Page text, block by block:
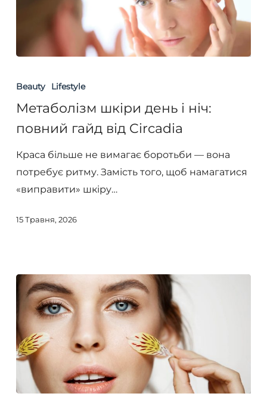
шкіри
і
ніч:
повний
гайд
від
Beauty Lifestyle
Метаболізм шкіри день і ніч:
повний гайд від Circadia
Краса більше не вимагає боротьби — вона
потребує ритму. Замість того, щоб намагатися
«виправити» шкіру…
15 Травня, 2026